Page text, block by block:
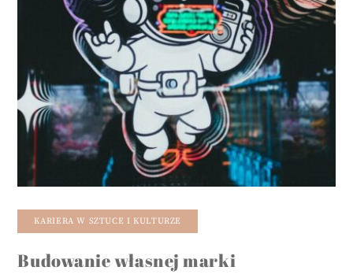
KARIERA W SZTUCE I KULTURZE
Budowanie własnej marki